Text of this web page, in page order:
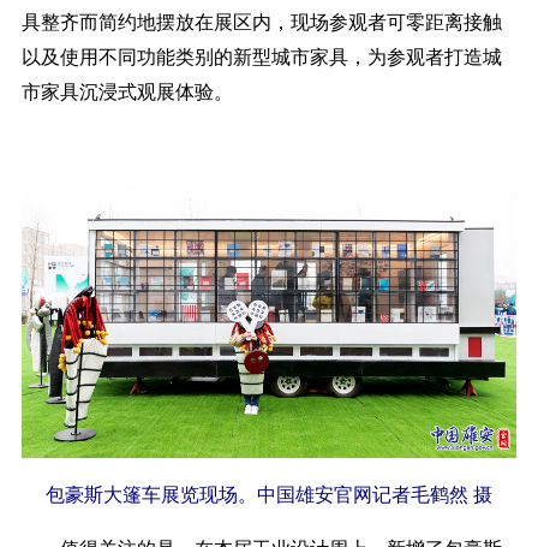
具整齐而简约地摆放在展区内，现场参观者可零距离接触
以及使用不同功能类别的新型城市家具，为参观者打造城
市家具沉浸式观展体验。
包豪斯大篷车展览现场。中国雄安官网记者毛鹤然 摄